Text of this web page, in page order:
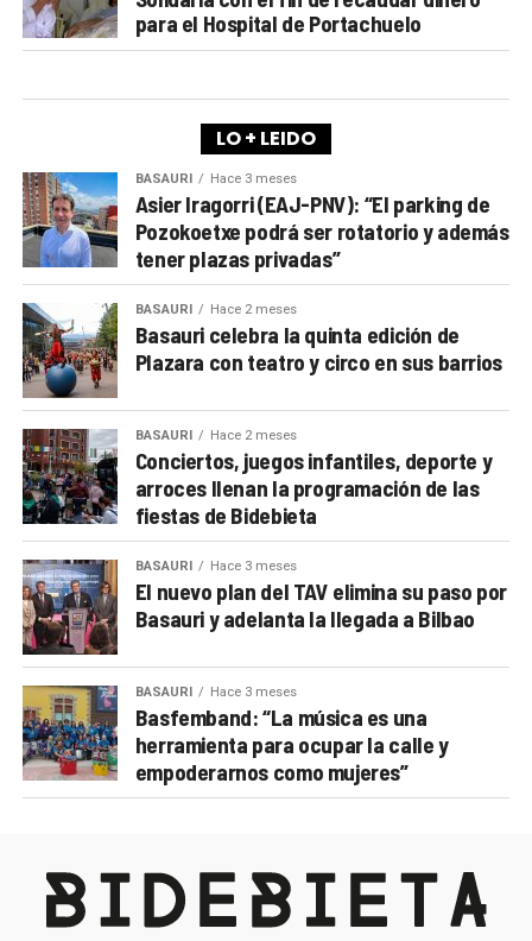
para el Hospital de Portachuelo
LO + LEIDO
BASAURI Hace 3 meses
Asier Iragorri (EAJ-PNV): “El parking de
Pozokoetxe podrá ser rotatorio y además
tener plazas privadas”
BASAURI Hace 2 meses
Basauri celebra la quinta edición de
Plazara con teatro y circo en sus barrios
BASAURI Hace 2 meses
Conciertos, juegos infantiles, deporte y
arroces llenan la programación de las
fiestas de Bidebieta
BASAURI Hace 3 meses
El nuevo plan del TAV elimina su paso por
Basauri y adelanta la llegada a Bilbao
BASAURI Hace 3 meses
Basfemband: “La música es una
herramienta para ocupar la calle y
empoderarnos como mujeres”